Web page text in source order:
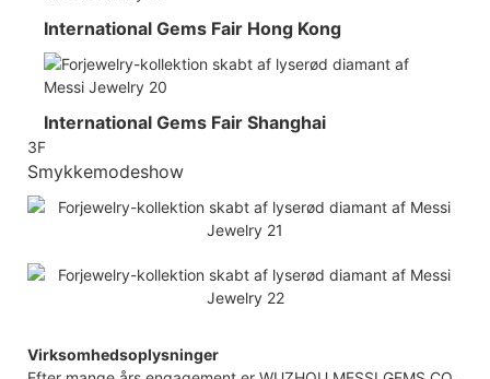
International Gems Fair Hong Kong
International Gems Fair Shanghai
3F
Smykkemodeshow
Virksomhedsoplysninger